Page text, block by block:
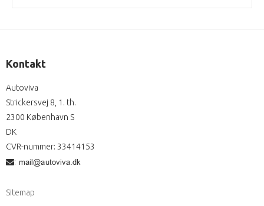
Kontakt
Autoviva
Strickersvej 8, 1. th.
2300 København S
DK
CVR-nummer: 33414153
:
Sitemap